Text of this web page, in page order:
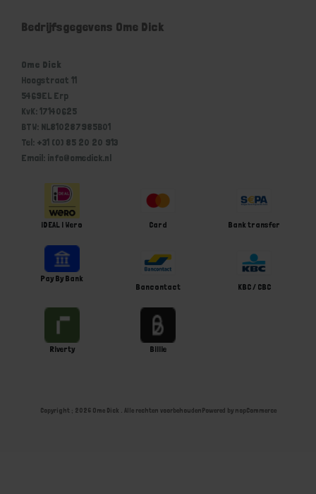
Bedrijfsgegevens Ome Dick
Ome Dick
Hoogstraat 11
5469EL Erp
KvK: 17140625
BTW: NL810287985B01
Tel: +31 (0) 85 20 20 913
Email: info@omedick.nl
iDEAL | Wero Card Bank transfer
Pay By Bank
Bancontact
KBC / CBC
Riverty Billie
Copyright ; 2026 Ome Dick . Alle rechten voorbehoudenPowered by nopCommerce